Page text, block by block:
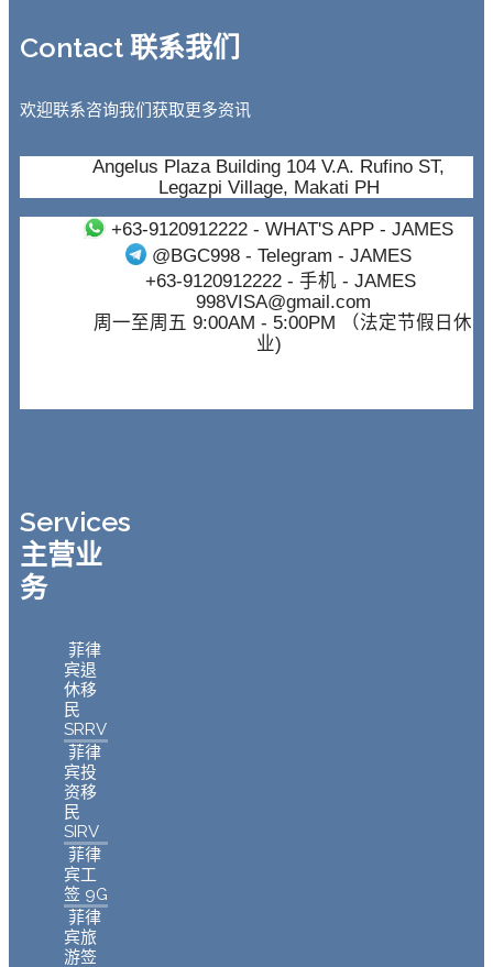
Contact 联系我们
欢迎联系咨询我们获取更多资讯
Angelus Plaza Building 104 V.A. Rufino ST,
Legazpi Village, Makati PH
+63-9120912222- WHAT'S APP - JAMES
@BGC998 - Telegram - JAMES
+63-9120912222- 手机 - JAMES
998VISA@gmail.com
周一至周五 9:00AM - 5:00PM （法定节假日休
业)
Services
主营业
务
菲律
宾退
休移
民
SRRV
菲律
宾投
资移
民
SIRV
菲律
宾工
签 9G
菲律
宾旅
游签